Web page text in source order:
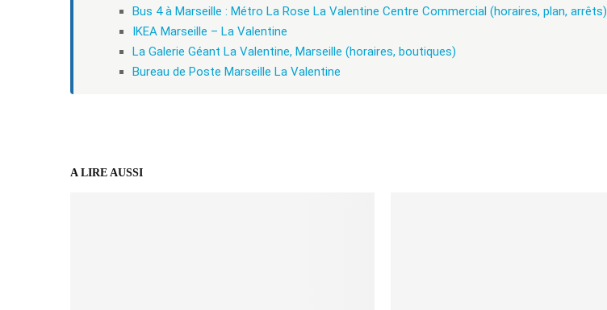
Bus 4 à Marseille : Métro La Rose La Valentine Centre Commercial (horaires, plan, arrêts)
IKEA Marseille – La Valentine
La Galerie Géant La Valentine, Marseille (horaires, boutiques)
Bureau de Poste Marseille La Valentine
A LIRE AUSSI